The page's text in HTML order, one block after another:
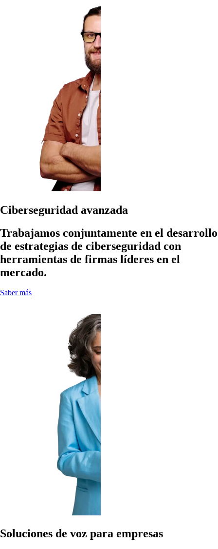
Ciberseguridad avanzada
Trabajamos conjuntamente en el desarrollo
de estrategias de ciberseguridad con
herramientas de firmas líderes en el
mercado.
Saber más
Soluciones de voz para empresas